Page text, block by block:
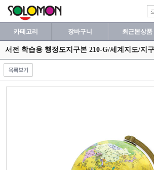
카테고리 장바구니 최근본상품
서전 학습용 행정도지구본 210-G/세계지도/지